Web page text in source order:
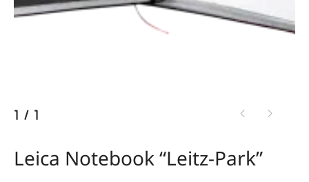
1 / 1
Leica Notebook “Leitz-Park”